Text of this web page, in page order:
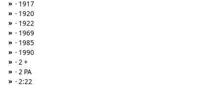
» · 1917
» · 1920
» · 1922
» · 1969
» · 1985
» · 1990
» · 2 +
» · 2 PA
» · 2:22